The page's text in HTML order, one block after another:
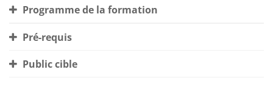
Programme de la formation
Pré-requis
Public cible